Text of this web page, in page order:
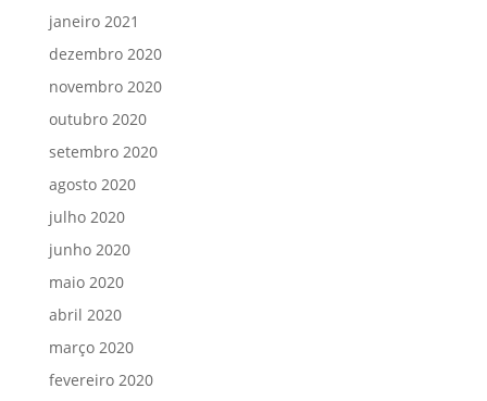
janeiro 2021
dezembro 2020
novembro 2020
outubro 2020
setembro 2020
agosto 2020
julho 2020
junho 2020
maio 2020
abril 2020
março 2020
fevereiro 2020